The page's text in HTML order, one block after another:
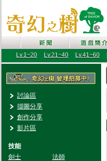
Lv.1~20 Lv.21~40 Lv.41~60
討論區
擷圖分享
創作分享
影片區
技能
劍士
法師